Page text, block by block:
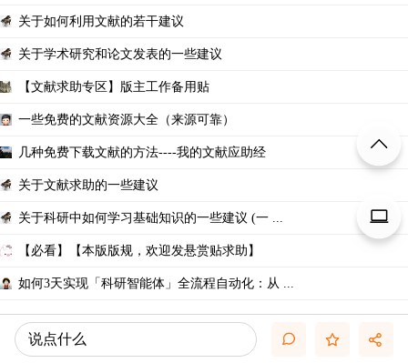
关于如何利用文献的若干建议
关于学术研究和论文发表的一些建议
【文献求助专区】版主工作备用贴
一些免费的文献资源大全（来源可靠）
几种免费下载文献的方法----我的文献应助经
关于文献求助的一些建议
关于科研中如何学习基础知识的一些建议 (一 ...
【必看】【本版版规，欢迎发悬赏贴求助】
如何3天实现「科研智能体」全流程自动化：从 ...
说点什么